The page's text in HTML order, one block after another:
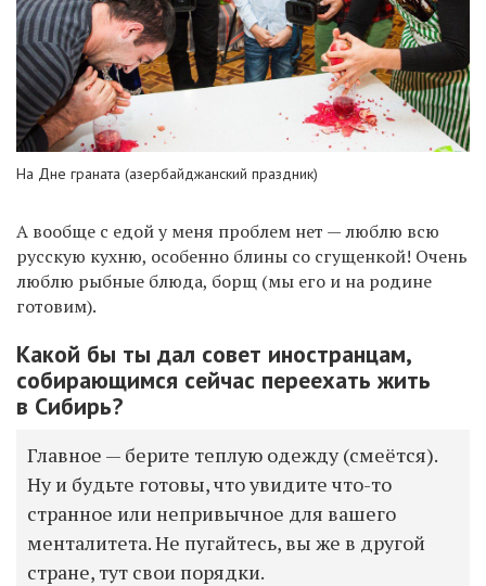
На Дне граната (азербайджанский праздник)
А вообще с едой у меня проблем нет — люблю всю
русскую кухню, особенно блины со сгущенкой! Очень
люблю рыбные блюда, борщ (мы его и на родине
готовим).
Какой бы ты дал совет иностранцам,
собирающимся сейчас переехать жить
в Сибирь?
Главное — берите теплую одежду (смеётся).
Ну и будьте готовы, что увидите что-то
странное или непривычное для вашего
менталитета. Не пугайтесь, вы же в другой
стране, тут свои порядки.